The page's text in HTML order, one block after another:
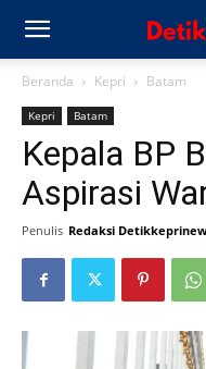
Beranda Kepri Batam
Kepri Batam
Kepala BP
Aspirasi
Penulis Redaksi